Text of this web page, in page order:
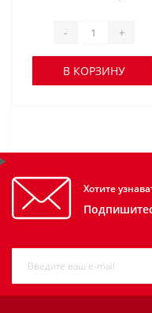
- +
В КОРЗИНУ
Хотите